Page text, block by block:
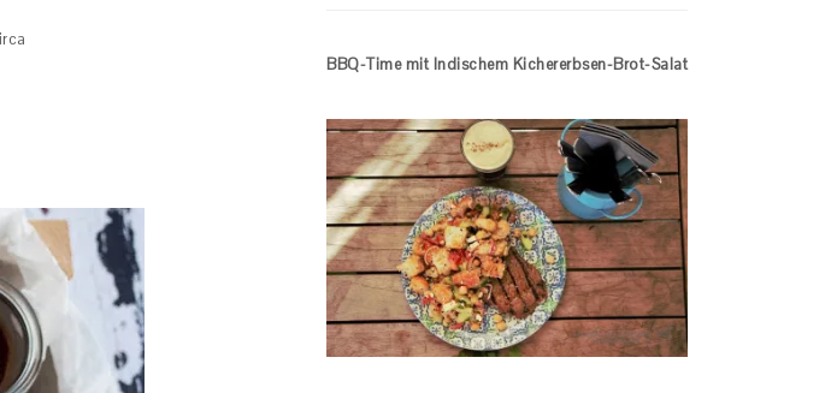
BBQ-Time mit Indischem Kichererbsen-Brot-Salat